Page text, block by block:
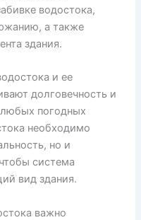
водостока,
а также
здания.
и ее
долговечность и
погодных
необходимо
но и
система
вид здания.
важно